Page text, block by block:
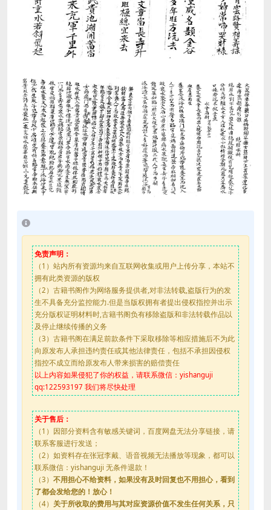
免责声明：
（1）站内所有资源均来自互联网收集或用户上传分享，本站不
拥有此类资源的版权
（2）古籍书阁作为网络服务提供者,对非法转载,盗版行为的发
生不具备充分监控能力.但是当版权拥有者提出侵权指控并出示
充分版权证明材料时,古籍书阁负有移除盗版和非法转载作品以
及停止继续传播的义务
（3）古籍书阁在满足前款条件下采取移除等相应措施后不为此
向原发布人承担违约责任或其他法律责任，包括不承担因侵权
指控不成立而给原发布人带来损害的赔偿责任
以上内容如果侵犯了你的权益，请联系微信：yishanguji
qq:122593197 我们将尽快处理
关于售后：
（1）因部分资料含有敏感关键词，百度网盘无法分享链接，请
联系客服进行发送；
（2）如资料存在张冠李戴、语音视频无法播放等现象，都可以
联系微信：yishanguji 无条件退款！
（3） 不用担心不给资料，如果没有及时回复也不用担心，看到
了都会发给您的！放心！
（4） 关于所收取的费用与其对应资源价值不发生任何关系，只